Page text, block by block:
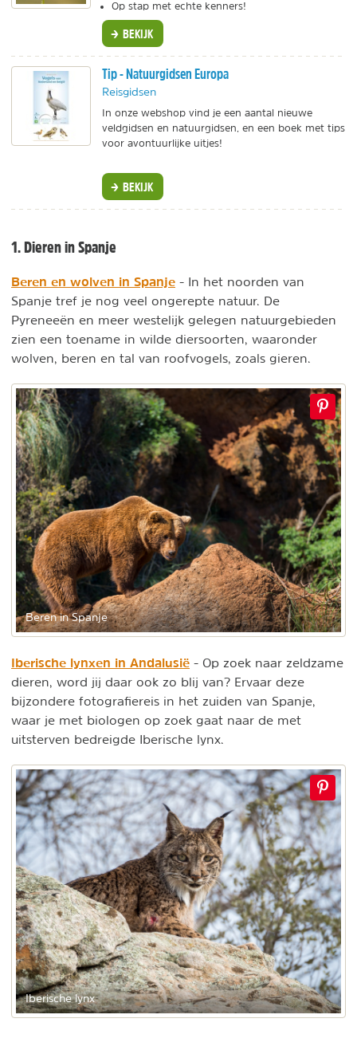
Op stap met echte kenners!
BEKIJK
Tip - Natuurgidsen Europa
Reisgidsen
In onze webshop vind je een aantal nieuwe
veldgidsen en natuurgidsen, en een boek met tips
voor avontuurlijke uitjes!
BEKIJK
1. Dieren in Spanje
Beren en wolven in Spanje - In het noorden van
Spanje tref je nog veel ongerepte natuur. De
Pyreneeën en meer westelijk gelegen natuurgebieden
zien een toename in wilde diersoorten, waaronder
wolven, beren en tal van roofvogels, zoals gieren.
Beren in Spanje
Iberische lynxen in Andalusië - Op zoek naar zeldzame
dieren, word jij daar ook zo blij van? Ervaar deze
bijzondere fotografiereis in het zuiden van Spanje,
waar je met biologen op zoek gaat naar de met
uitsterven bedreigde Iberische lynx.
Iberische lynx